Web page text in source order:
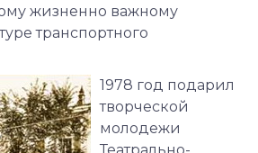
жизненно важному
транспортного
1978 год подарил
творческой
молодежи